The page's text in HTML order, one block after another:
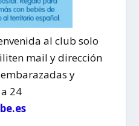
al club solo
mail y dirección
y
24